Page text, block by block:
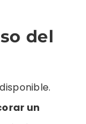
del
un